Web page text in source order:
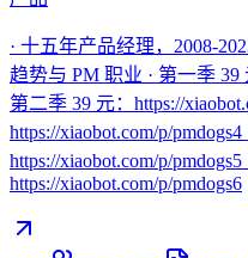
· 十五年产品经理，2008-
趋势与 PM 职业 · 第一季 39
第二季 39 元：https://
https://xiaobot.com/p/pmdogs4
https://xiaobot.com/p/
https://xiaobot.com/p/pmdogs6